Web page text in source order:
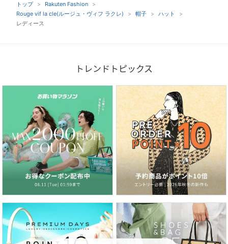
トップ
Rakuten Fashion
Rouge vif la cle(ルージュ・ヴィフ ラクレ)
帽子
ハット
レディース
トレンドトピックス